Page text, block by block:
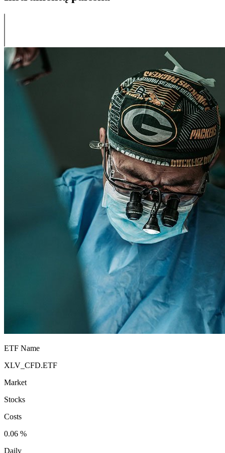
ETF Name
XLV_CFD.ETF
Market
Stocks
Costs
0.06 %
Daily